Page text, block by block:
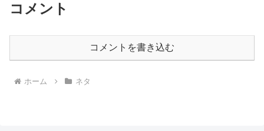
コメント
コメントを書き込む
ホーム ネタ